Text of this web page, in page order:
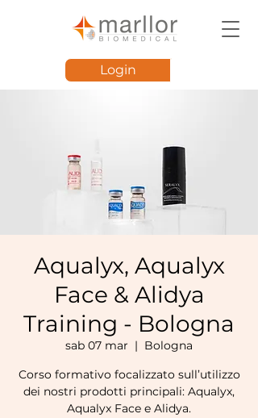
Login
Aqualyx, Aqualyx
Face & Alidya
Training - Bologna
sab 07 mar
  |
Bologna
Corso formativo focalizzato sull’utilizzo
dei nostri prodotti principali: Aqualyx,
Aqualyx Face e Alidya.